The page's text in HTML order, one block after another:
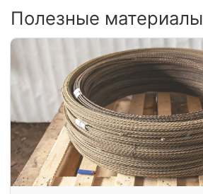
Полезные материалы